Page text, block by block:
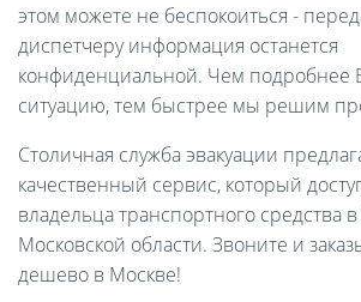
этом можете не беспокоиться -
диспетчеру информация останется
конфиденциальной. Чем
ситуацию, тем быстрее мы решим
Столичная служба эвакуации
качественный сервис, который
владельца транспортного средства
Московской области. Звоните и
дешево в Москве!